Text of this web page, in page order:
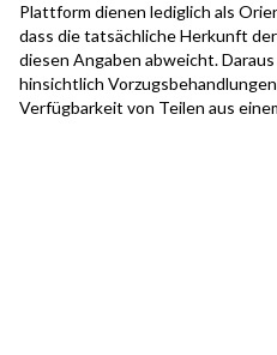
Plattform dienen lediglich als
dass die tatsächliche Herkunft
diesen Angaben abweicht.
hinsichtlich
Verfügbarkeit von Teilen aus